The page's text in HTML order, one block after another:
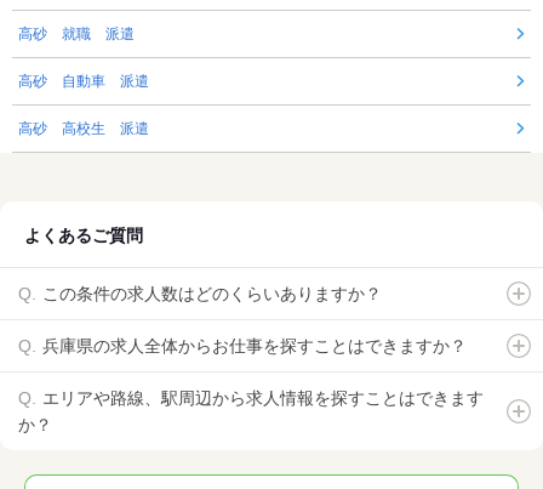
高砂 就職 派遣
高砂 自動車 派遣
高砂 高校生 派遣
よくあるご質問
この条件の求人数はどのくらいありますか？
兵庫県の求人全体からお仕事を探すことはできますか？
エリアや路線、駅周辺から求人情報を探すことはできます
か？